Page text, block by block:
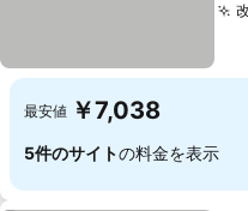
最安値 ￥7,038
5件のサイトの料金を表示